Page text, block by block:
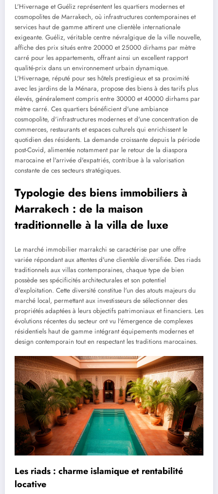
L'Hivernage et Guéliz représentent les quartiers modernes et
cosmopolites de Marrakech, où infrastructures contemporaines et
services haut de gamme attirent une clientèle internationale
exigeante. Guéliz, véritable centre névralgique de la ville nouvelle,
affiche des prix situés entre 20000 et 25000 dirhams par mètre
carré pour les appartements, offrant ainsi un excellent rapport
qualité-prix dans un environnement urbain dynamique.
L'Hivernage, réputé pour ses hôtels prestigieux et sa proximité
avec les jardins de la Ménara, propose des biens à des tarifs plus
élevés, généralement compris entre 30000 et 40000 dirhams par
mètre carré. Ces quartiers bénéficient d'une ambiance
cosmopolite, d'infrastructures modernes et d'une concentration de
commerces, restaurants et espaces culturels qui enrichissent le
quotidien des résidents. La demande croissante depuis la période
post-Covid, alimentée notamment par le retour de la diaspora
marocaine et l'arrivée d'expatriés, contribue à la valorisation
constante de ces secteurs stratégiques.
Typologie des biens immobiliers à
Marrakech : de la maison
traditionnelle à la villa de luxe
Le marché immobilier marrakchi se caractérise par une offre
variée répondant aux attentes d'une clientèle diversifiée. Des riads
traditionnels aux villas contemporaines, chaque type de bien
possède ses spécificités architecturales et son potentiel
d'exploitation. Cette diversité constitue l'un des atouts majeurs du
marché local, permettant aux investisseurs de sélectionner des
propriétés adaptées à leurs objectifs patrimoniaux et financiers. Les
évolutions récentes du secteur ont vu l'émergence de complexes
résidentiels haut de gamme intégrant équipements modernes et
design contemporain tout en respectant les traditions marocaines.
Les riads : charme islamique et rentabilité
locative